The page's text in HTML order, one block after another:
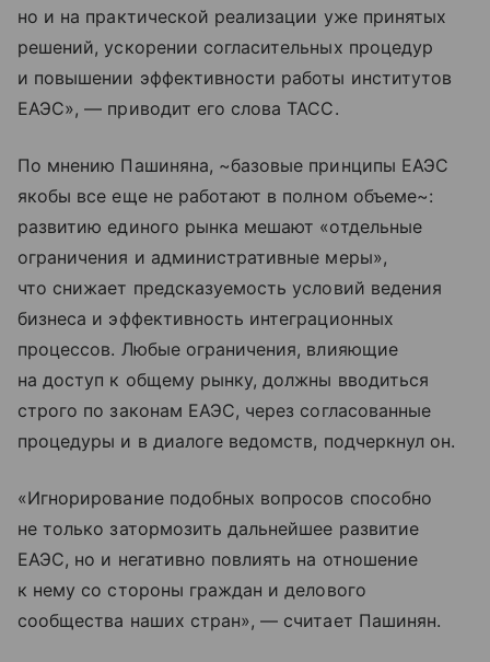
но и на практической реализации уже принятых
решений, ускорении согласительных процедур
и повышении эффективности работы институтов
ЕАЭС», — приводит его слова ТАСС.
По мнению Пашиняна, ~базовые принципы ЕАЭС
якобы все еще не работают в полном объеме~:
развитию единого рынка мешают «отдельные
ограничения и административные меры»,
что снижает предсказуемость условий ведения
бизнеса и эффективность интеграционных
процессов. Любые ограничения, влияющие
на доступ к общему рынку, должны вводиться
строго по законам ЕАЭС, через согласованные
процедуры и в диалоге ведомств, подчеркнул он.
«Игнорирование подобных вопросов способно
не только затормозить дальнейшее развитие
ЕАЭС, но и негативно повлиять на отношение
к нему со стороны граждан и делового
сообщества наших стран», — считает Пашинян.